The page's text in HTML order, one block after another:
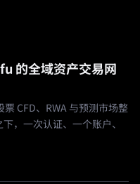
的全域资产交易网
CFD、RWA 与预测市场整
，一次认证、一个账户、